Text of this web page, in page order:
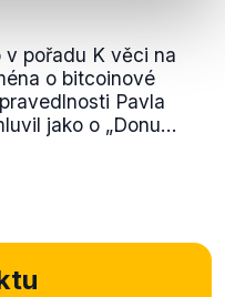
v pořadu K věci na
o bitcoinové
Pavla
jako o „Donu...